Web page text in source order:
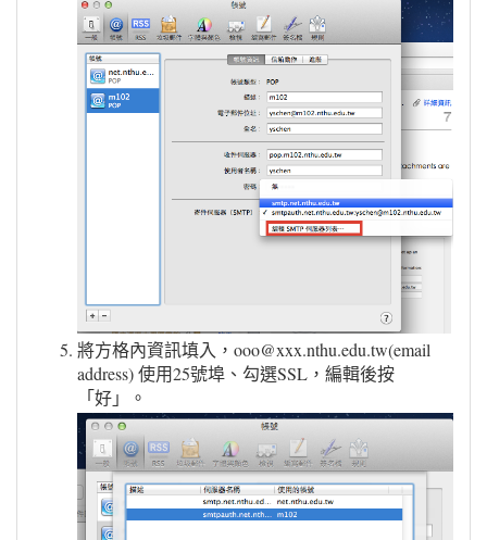
將方格內資訊填入，ooo@xxx.nthu.edu.tw(email
address) 使用25號埠、勾選SSL，編輯後按
「好」。